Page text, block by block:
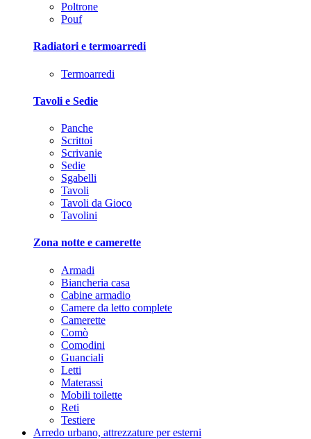
Poltrone
Pouf
Radiatori e termoarredi
Termoarredi
Tavoli e Sedie
Panche
Scrittoi
Scrivanie
Sedie
Sgabelli
Tavoli
Tavoli da Gioco
Tavolini
Zona notte e camerette
Armadi
Biancheria casa
Cabine armadio
Camere da letto complete
Camerette
Comò
Comodini
Guanciali
Letti
Materassi
Mobili toilette
Reti
Testiere
Arredo urbano, attrezzature per esterni